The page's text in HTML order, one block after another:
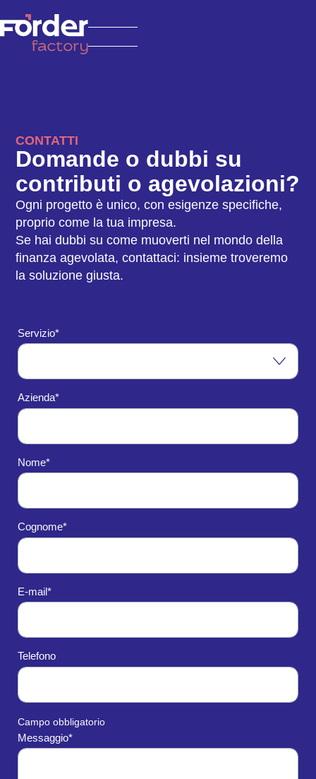
CONTATTI
Domande o dubbi su
contributi o agevolazioni?
Ogni progetto è unico, con esigenze specifiche,
proprio come la tua impresa.
Se hai dubbi su come muoverti nel mondo della
finanza agevolata, contattaci: insieme troveremo
la soluzione giusta.
Servizio*
Azienda*
Nome*
Cognome*
E-mail*
Telefono
Campo obbligatorio
Messaggio*